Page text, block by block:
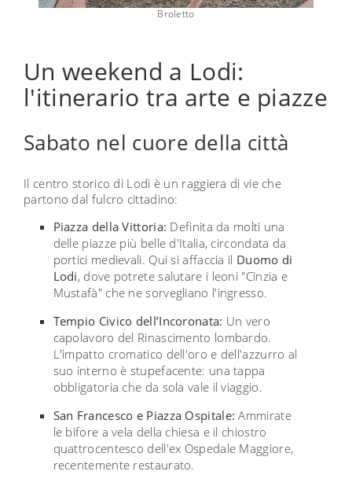
Broletto
Un weekend a Lodi:
l'itinerario tra arte e piazze
Sabato nel cuore della città
Il centro storico di Lodi è un raggiera di vie che
partono dal fulcro cittadino:
Piazza della Vittoria: Definita da molti una
delle piazze più belle d'Italia, circondata da
portici medievali. Qui si affaccia il Duomo di
Lodi, dove potrete salutare i leoni "Cinzia e
Mustafà" che ne sorvegliano l'ingresso.
Tempio Civico dell’Incoronata: Un vero
capolavoro del Rinascimento lombardo.
L'impatto cromatico dell'oro e dell'azzurro al
suo interno è stupefacente: una tappa
obbligatoria che da sola vale il viaggio.
San Francesco e Piazza Ospitale: Ammirate
le bifore a vela della chiesa e il chiostro
quattrocentesco dell'ex Ospedale Maggiore,
recentemente restaurato.